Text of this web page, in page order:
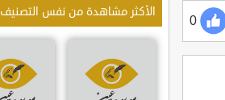
0
الأكثر مشاهدة من نفس التصنيف